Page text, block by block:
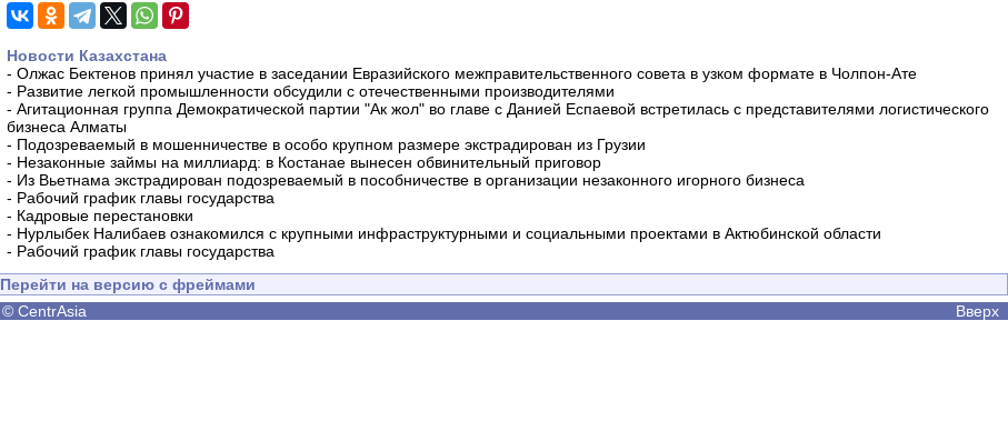
Новости Казахстана
- Олжас Бектенов принял участие в заседании Евразийского межправительственного совета в узком формате в Чолпон-Ате
- Развитие легкой промышленности обсудили с отечественными производителями
- Агитационная группа Демократической партии "Ак жол" во главе с Данией Еспаевой встретилась с представителями логистического
бизнеса Алматы
- Подозреваемый в мошенничестве в особо крупном размере экстрадирован из Грузии
- Незаконные займы на миллиард: в Костанае вынесен обвинительный приговор
- Из Вьетнама экстрадирован подозреваемый в пособничестве в организации незаконного игорного бизнеса
- Рабочий график главы государства
- Кадровые перестановки
- Нурлыбек Налибаев ознакомился с крупными инфраструктурными и социальными проектами в Актюбинской области
- Рабочий график главы государства
Перейти на версию с фреймами
© CentrAsia Вверх